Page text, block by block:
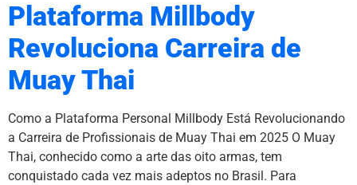
Plataforma Millbody
Revoluciona Carreira de
Muay Thai
Como a Plataforma Personal Millbody Está Revolucionando
a Carreira de Profissionais de Muay Thai em 2025 O Muay
Thai, conhecido como a arte das oito armas, tem
conquistado cada vez mais adeptos no Brasil. Para